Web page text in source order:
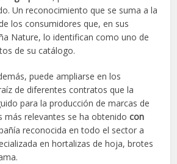
Un reconocimiento que se suma a la
los consumidores que, en sus
Nature, lo identifican como uno de
de su catálogo.
puede ampliarse en los
de diferentes contratos que la
para la producción de marcas de
más relevantes se ha obtenidocon
reconocida en todo el sector a
en hortalizas de hoja, brotes